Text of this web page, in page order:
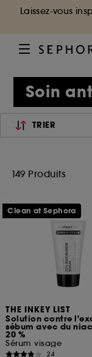
Laissez-vous
Soin
TRIER
149 Produits
THE INKEY LIST
Solution contre
sébum avec du
20 %
Sérum visage
24
Clean at Sephora